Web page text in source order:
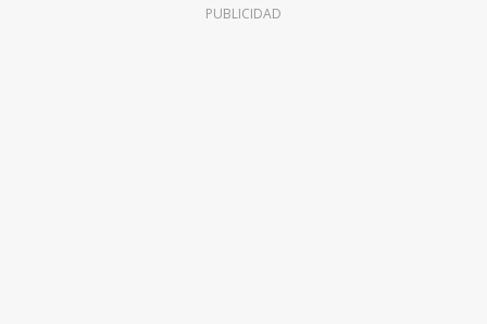
PUBLICIDAD